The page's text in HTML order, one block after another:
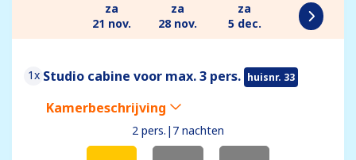
za
21 nov.
za
28 nov.
za
5 dec.
1x Studio cabine voor max. 3 pers. huisnr. 33
Kamerbeschrijving
2 pers. | 7 nachten